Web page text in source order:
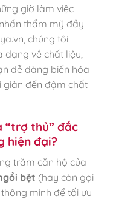
giờ làm việc
thẩm mỹ đầy
chúng tôi
về chất liệu,
dễ dàng biến hóa
giản đến đậm chất
“trợ thủ” đắc
hiện đại?
trăm căn hộ của
bệt (hay còn gọi
minh để tối ưu